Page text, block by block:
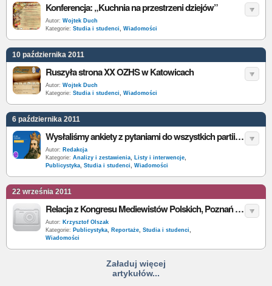
Konferencja: „Kuchnia na przestrzeni dziejów”
Autor: Wojtek Duch
Kategorie: Studia i studenci, Wiadomości
10 października 2011
Ruszyła strona XX OZHS w Katowicach
Autor: Wojtek Duch
Kategorie: Studia i studenci, Wiadomości
6 października 2011
Wysłaliśmy ankiety z pytaniami do wszystkich partii. Przeczytaj, wybierz i zagłosuj
Autor: Redakcja
Kategorie: Analizy i zestawienia, Listy i interwencje,
Publicystyka, Studia i studenci, Wiadomości
22 września 2011
Relacja z Kongresu Mediewistów Polskich, Poznań 2011
Autor: Krzysztof Olszak
Kategorie: Publicystyka, Reportaże, Studia i studenci,
Wiadomości
Załaduj więcej
artykułów...